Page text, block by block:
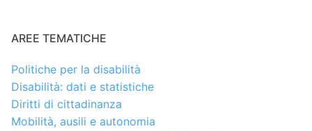
AREE TEMATICHE
Politiche per la disabilità
Disabilità: dati e statistiche
Diritti di cittadinanza
Mobilità, ausili e autonomia